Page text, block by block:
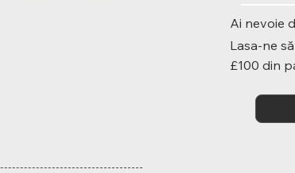
Ai nevoie
Lasa-ne
£100 din